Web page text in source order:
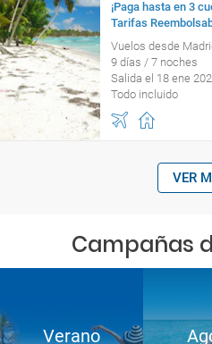
¡Paga hasta en 3
Tarifas
Vuelos desde
9 días / 7 noches
Salida el 18 ene
Todo incluido
VER
Campañas
Verano